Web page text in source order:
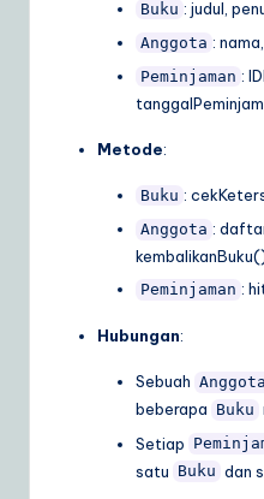
Buku : judul,
Anggota :
Peminjaman :
Metode:
Buku :
Anggota :
Peminjaman :
Hubungan:
Sebuah Anggota
beberapa Buku
Setiap
satu Buku dan